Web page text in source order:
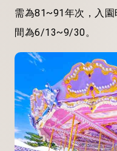
需為81~91年次，入
間為6/13~9/30。